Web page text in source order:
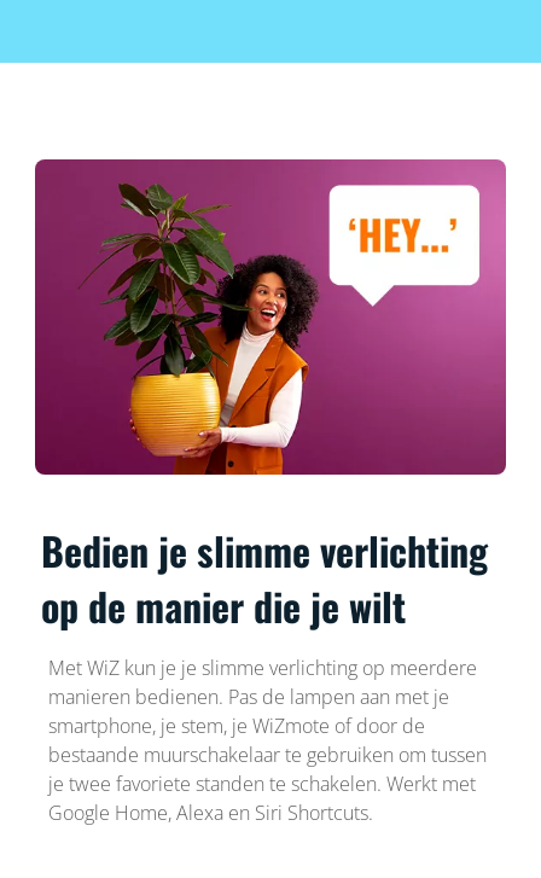
Bedien je slimme verlichting
op de manier die je wilt
Met WiZ kun je je slimme verlichting op meerdere
manieren bedienen. Pas de lampen aan met je
smartphone, je stem, je WiZmote of door de
bestaande muurschakelaar te gebruiken om tussen
je twee favoriete standen te schakelen. Werkt met
Google Home, Alexa en Siri Shortcuts.